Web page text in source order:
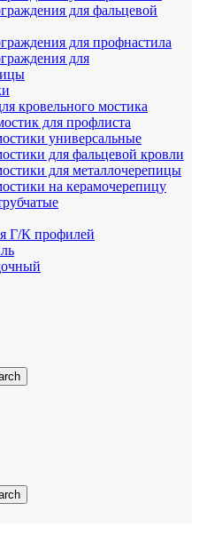
для фальцевой
для профнастила
для
кровельного мостика
для профлиста
универсальные
для фальцевой кровли
для металлочерепицы
на керамочерепицу
Г/К профилей